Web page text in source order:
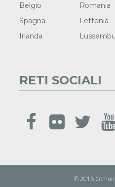
Belgio
Romania
Spagna
Lettonia
Irlanda
RETI SOCIALI
© 2016